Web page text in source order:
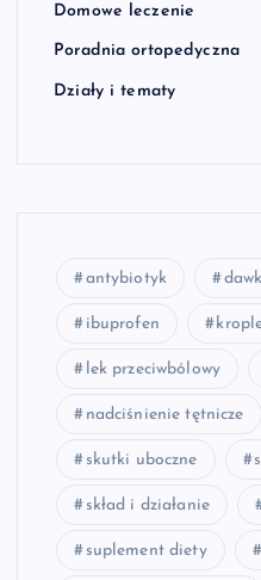
Domowe leczenie
Poradnia ortopedyczna
Działy i tematy
antybiotyk
ibuprofen
lek przeciwbólowy
nadciśnienie tętnicze
skutki uboczne
skład i działanie
suplement diety